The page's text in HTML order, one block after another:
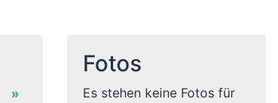
»
Fotos
Es stehen keine Fotos für